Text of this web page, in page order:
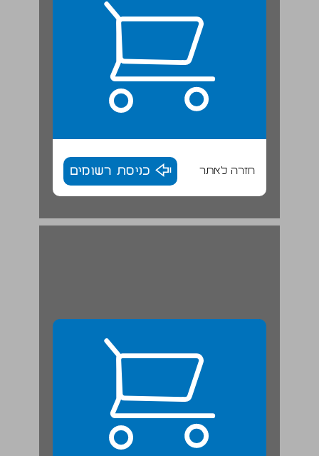
חזרה לאתר כניסת רשומים